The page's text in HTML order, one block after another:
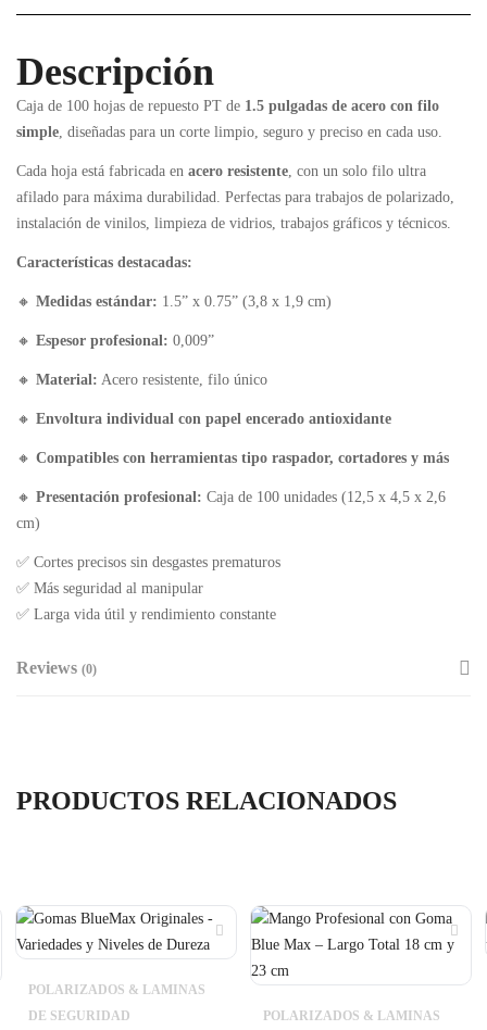
Descripción
Caja de 100 hojas de repuesto PT de 1.5 pulgadas de acero con filo
simple, diseñadas para un corte limpio, seguro y preciso en cada uso.
Cada hoja está fabricada en acero resistente, con un solo filo ultra
afilado para máxima durabilidad. Perfectas para trabajos de polarizado,
instalación de vinilos, limpieza de vidrios, trabajos gráficos y técnicos.
Características destacadas:
🔸 Medidas estándar: 1.5” x 0.75” (3,8 x 1,9 cm)
🔸 Espesor profesional: 0,009”
🔸 Material: Acero resistente, filo único
🔸 Envoltura individual con papel encerado antioxidante
🔸 Compatibles con herramientas tipo raspador, cortadores y más
🔸 Presentación profesional: Caja de 100 unidades (12,5 x 4,5 x 2,6
cm)
✅ Cortes precisos sin desgastes prematuros
✅ Más seguridad al manipular
✅ Larga vida útil y rendimiento constante
Reviews (0)
PRODUCTOS RELACIONADOS
POLARIZADOS & LAMINAS
DE SEGURIDAD
POLARIZADOS & LAMINAS